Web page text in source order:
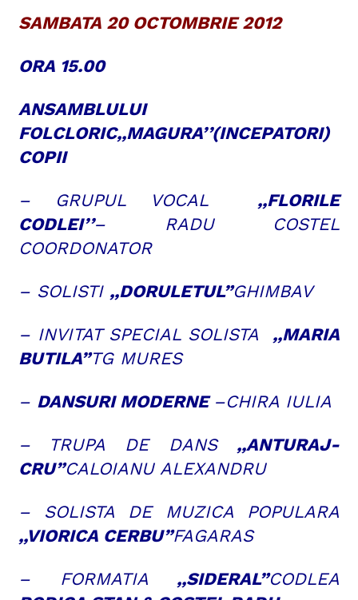
SAMBATA 20 OCTOMBRIE 2012
ORA 15.00
ANSAMBLULUI
FOLCLORIC,,MAGURA’’(INCEPATORI)
COPII
– GRUPUL VOCAL ,,FLORILE
CODLEI’’– RADU COSTEL
COORDONATOR
– SOLISTI ,,DORULETUL”GHIMBAV
– INVITAT SPECIAL SOLISTA ,,MARIA
BUTILA”TG MURES
– DANSURI MODERNE –CHIRA IULIA
– TRUPA DE DANS ,,ANTURAJ-
CRU”CALOIANU ALEXANDRU
– SOLISTA DE MUZICA POPULARA
,,VIORICA CERBU”FAGARAS
– FORMATIA ,,SIDERAL”CODLEA